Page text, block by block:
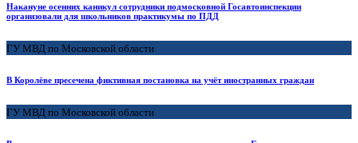
Накануне осенних каникул сотрудники подмосковной Госавтоинспекции
организовали для школьников практикумы по ПДД
ГУ МВД по Московской области
В Королёве пресечена фиктивная постановка на учёт иностранных граждан
ГУ МВД по Московской области